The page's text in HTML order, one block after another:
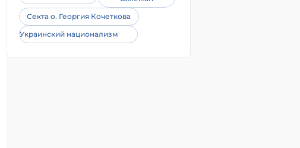
Секта о. Георгия Кочеткова
Украинский национализм